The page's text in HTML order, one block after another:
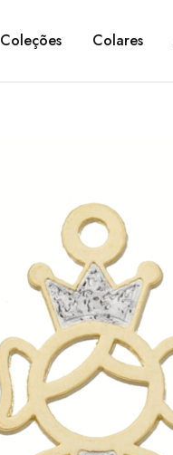
Coleções Colares